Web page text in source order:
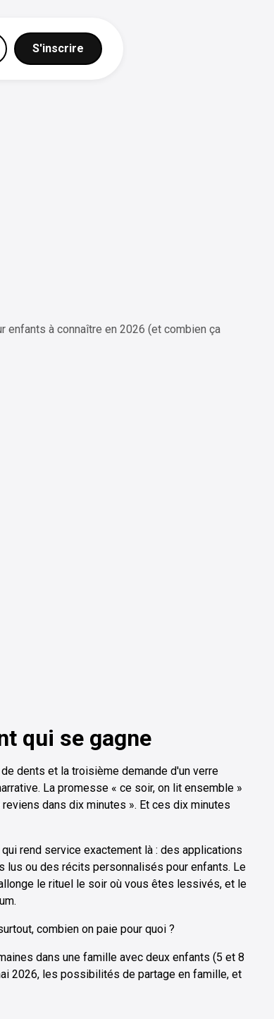
S'inscrire
enfants à connaître en 2026 (et combien ça
qui se gagne
dents et la troisième demande d'un verre
La promesse « ce soir, on lit ensemble »
dans dix minutes ». Et ces dix minutes
rend service exactement là : des applications
ou des récits personnalisés pour enfants. Le
le rituel le soir où vous êtes lessivés, et le
combien on paie pour quoi ?
dans une famille avec deux enfants (5 et 8
2026, les possibilités de partage en famille, et